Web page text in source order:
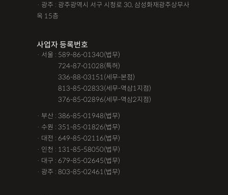
· 광주 : 광주광역시 서구 시청로 30, 삼성화재광주상무사
옥 15층
사업자 등록번호
· 서울 : 589-86-01340(법무)
724-87-01028(특허)
336-88-03151(세무-본점)
813-85-02833(세무-역삼1지점)
376-85-02896(세무-역삼2지점)
· 부산 : 386-85-01948(법무)
· 수원 : 351-85-01826(법무)
· 대전 : 649-85-02116(법무)
· 인천 : 131-85-58050(법무)
· 대구 : 679-85-02645(법무)
· 광주 : 803-85-02461(법무)